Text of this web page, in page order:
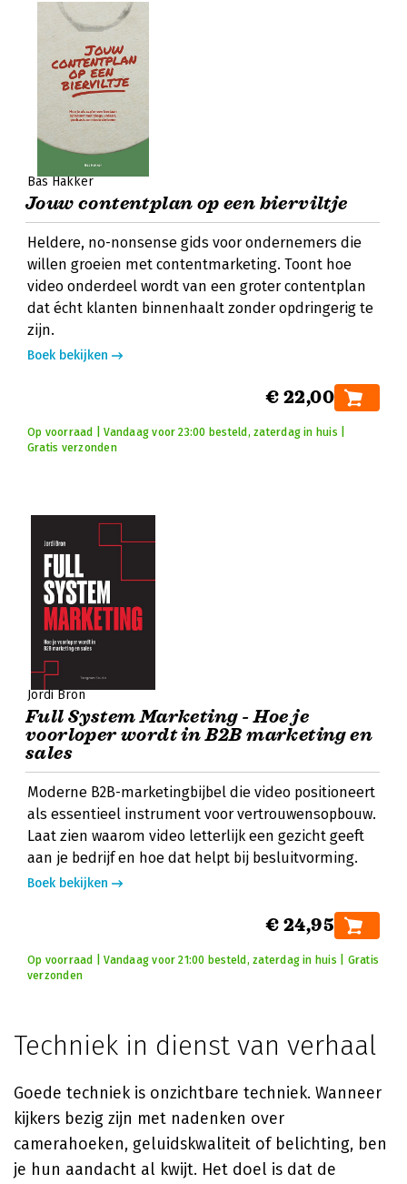
Bas Hakker
Jouw contentplan op een bierviltje
Heldere, no-nonsense gids voor ondernemers die
willen groeien met contentmarketing. Toont hoe
video onderdeel wordt van een groter contentplan
dat écht klanten binnenhaalt zonder opdringerig te
zijn.
Boek bekijken
€ 22,00
Op voorraad | Vandaag voor 23:00 besteld, zaterdag in huis |
Gratis verzonden
Jordi Bron
Full System Marketing - Hoe je
voorloper wordt in B2B marketing en
sales
Moderne B2B-marketingbijbel die video positioneert
als essentieel instrument voor vertrouwensopbouw.
Laat zien waarom video letterlijk een gezicht geeft
aan je bedrijf en hoe dat helpt bij besluitvorming.
Boek bekijken
€ 24,95
Op voorraad | Vandaag voor 21:00 besteld, zaterdag in huis | Gratis
verzonden
Techniek in dienst van verhaal
Goede techniek is onzichtbare techniek. Wanneer
kijkers bezig zijn met nadenken over
camerahoeken, geluidskwaliteit of belichting, ben
je hun aandacht al kwijt. Het doel is dat de